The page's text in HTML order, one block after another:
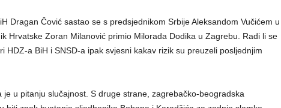
Dragan Čović sastao se s predsjednikom Srbije Aleksandom Vučićem u
Hrvatske Zoran Milanović primio Milorada Dodika u Zagrebu. Radi li se
HDZ-a BiH i SNSD-a ipak svjesni kakav rizik su preuzeli posljednjim
je u pitanju slučajnost. S druge strane, zagrebačko-beogradska